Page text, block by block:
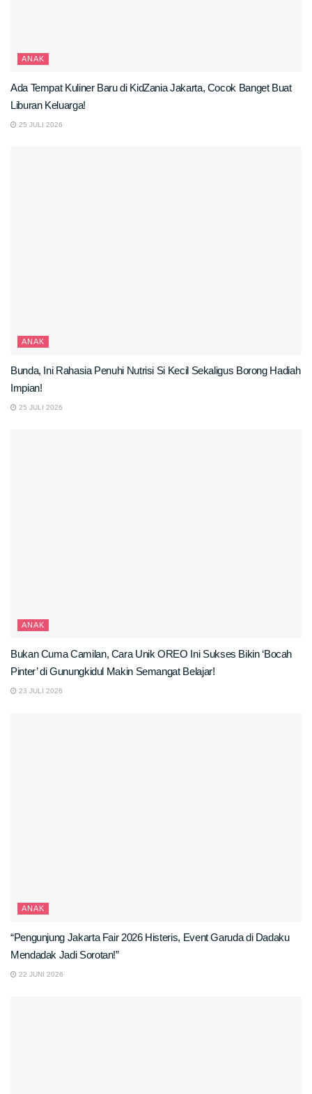
ANAK
Ada Tempat Kuliner Baru di KidZania Jakarta, Cocok Banget Buat
Liburan Keluarga!
25 JULI 2026
ANAK
Bunda, Ini Rahasia Penuhi Nutrisi Si Kecil Sekaligus Borong Hadiah
Impian!
25 JULI 2026
ANAK
Bukan Cuma Camilan, Cara Unik OREO Ini Sukses Bikin ‘Bocah
Pinter’ di Gunungkidul Makin Semangat Belajar!
23 JULI 2026
ANAK
“Pengunjung Jakarta Fair 2026 Histeris, Event Garuda di Dadaku
Mendadak Jadi Sorotan!”
22 JUNI 2026